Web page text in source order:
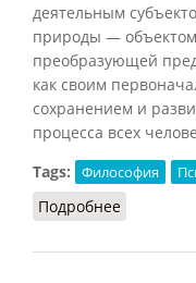
деятельным
природы —
преобразующей
как своим
сохранением и
процесса всех
Tags:
Философия
Подробнее